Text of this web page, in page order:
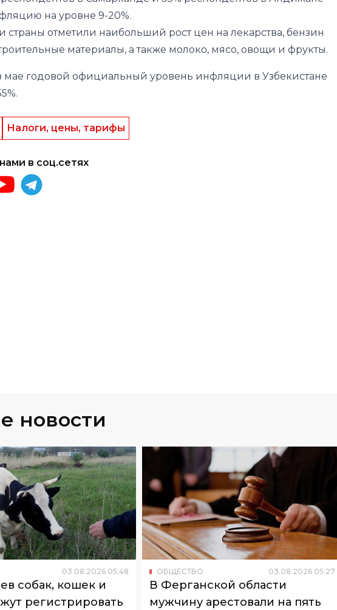
по сравнению с апреле...
инфляционных ожиданий населения в Узбекистане
по сравнению с апрелем и составили 14 процентов.
инфографике опубликовала пресс-служба ЦБ.
темпы инфляции в разрезе регионов зафиксированы в
Самаркандской и Андижанской областях. 36%
в Ташкенте отметили, что ощущают инфляцию на уровне 21%
на уровне 9-20%.
страны отметили наибольший рост цен на лекарства, бензин
новости
03.08.2026 05:48
собак, кошек и
регистрировать
ОБЩЕСТВО 03.08.2026 05:27
В Ферганской области
мужчину арестовали на пять